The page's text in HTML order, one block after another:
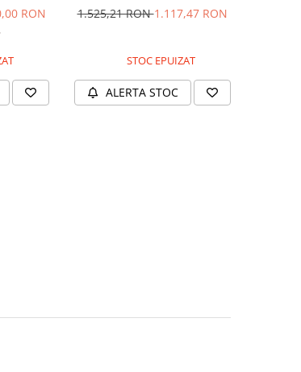
White
RON
1.525,21 RON1.117,47 RON
STOC EPUIZAT
ALERTA STOC